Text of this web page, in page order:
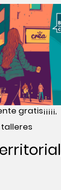
gratis¡¡¡¡¡,